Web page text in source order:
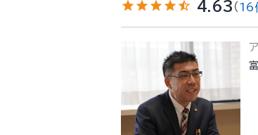
star star star star star_half 4.63 （ 16